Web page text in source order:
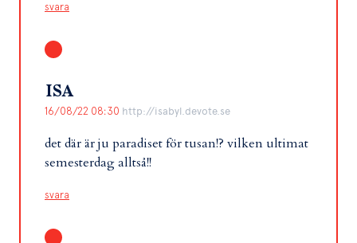
svara
ISA
16/08/22 08:30 http://isabyl.devote.se
det där är ju paradiset för tusan!? vilken ultimat
semesterdag alltså!!
svara